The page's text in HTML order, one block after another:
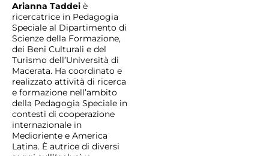
Arianna Taddei è
ricercatrice in Pedagogia
Speciale al Dipartimento di
Scienze della Formazione,
dei Beni Culturali e del
Turismo dell’Università di
Macerata. Ha coordinato e
realizzato attività di ricerca
e formazione nell’ambito
della Pedagogia Speciale in
contesti di cooperazione
internazionale in
Medioriente e America
Latina. È autrice di diversi